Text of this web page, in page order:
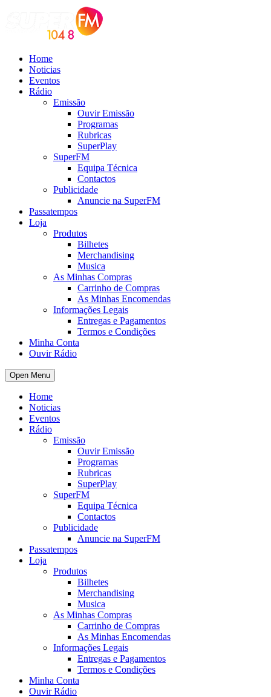
Home
Noticias
Eventos
Rádio
Emissão
Ouvir Emissão
Programas
Rubricas
SuperPlay
SuperFM
Equipa Técnica
Contactos
Publicidade
Anuncie na SuperFM
Passatempos
Loja
Produtos
Bilhetes
Merchandising
Musica
As Minhas Compras
Carrinho de Compras
As Minhas Encomendas
Informações Legais
Entregas e Pagamentos
Termos e Condições
Minha Conta
Ouvir Rádio
Open Menu
Home
Noticias
Eventos
Rádio
Emissão
Ouvir Emissão
Programas
Rubricas
SuperPlay
SuperFM
Equipa Técnica
Contactos
Publicidade
Anuncie na SuperFM
Passatempos
Loja
Produtos
Bilhetes
Merchandising
Musica
As Minhas Compras
Carrinho de Compras
As Minhas Encomendas
Informações Legais
Entregas e Pagamentos
Termos e Condições
Minha Conta
Ouvir Rádio